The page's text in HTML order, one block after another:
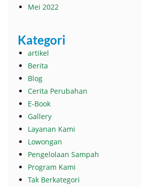
Mei 2022
Kategori
artikel
Berita
Blog
Cerita Perubahan
E-Book
Gallery
Layanan Kami
Lowongan
Pengelolaan Sampah
Program Kami
Tak Berkategori